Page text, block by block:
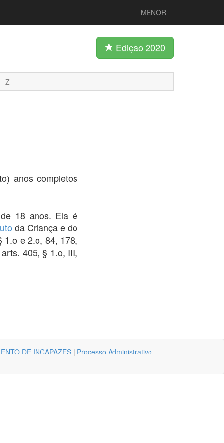
MENOR
Ediçao 2020
Z
anos completos
18 anos. Ela é
da Criança e do
1.o e 2.o, 84, 178,
405, § 1.o, III,
DE INCAPAZES | Processo Administrativo